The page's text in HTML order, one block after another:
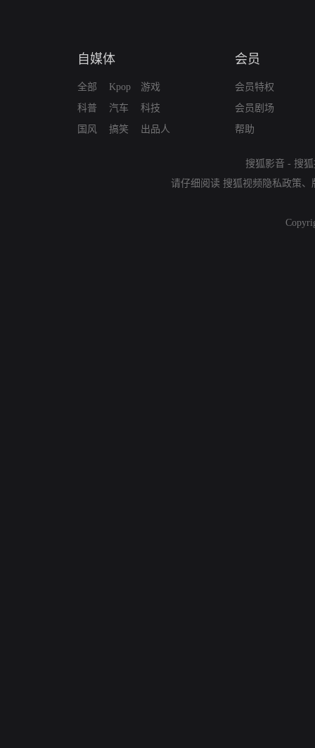
自媒体
全部
科普
国风
Kpop
汽车
搞笑
游戏
科技
出品人
会员
会员特权
会员剧场
帮助
搜狐影音 - 搜
请仔细阅读 搜狐视频隐私政策、